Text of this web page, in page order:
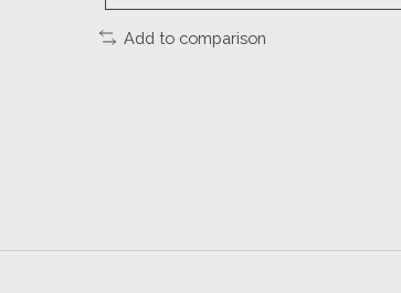
Add to comparison